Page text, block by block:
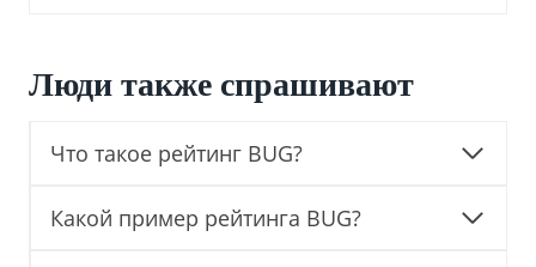
Люди также спрашивают
Что такое рейтинг BUG?
Какой пример рейтинга BUG?